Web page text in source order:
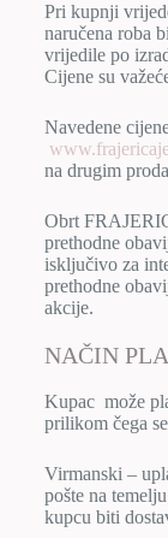
Pri kupnji
naručena roba
vrijedile po
Cijene su
Navedene
na drugim
Obrt
prethodne
isključivo za
prethodne
akcije.
NAČIN
Kupac može
prilikom čega
Virmanski –
pošte na
kupcu biti